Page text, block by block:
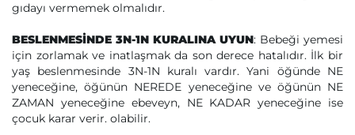
gıdayı vermemek olmalıdır.
BESLENMESİNDE 3N-1N KURALINA UYUN: Bebeği yemesi
için zorlamak ve inatlaşmak da son derece hatalıdır. İlk bir
yaş beslenmesinde 3N-1N kuralı vardır. Yani öğünde NE
yeneceğine, öğünün NEREDE yeneceğine ve öğünün NE
ZAMAN yeneceğine ebeveyn, NE KADAR yeneceğine ise
çocuk karar verir. olabilir.